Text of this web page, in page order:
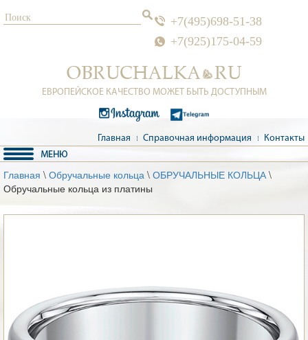
+7(495)698-51-38
+7(925)175-04-59
ЕВРОПЕЙСКОЕ КАЧЕСТВО МОЖЕТ БЫТЬ ДОСТУПНЫМ
Главная Справочная информация Контакты
Главная \ Обручальные кольца \ ОБРУЧАЛЬНЫЕ КОЛЬЦА\
Обручальные кольца из платины